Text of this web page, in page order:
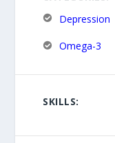
Depression
Omega-3
SKILLS: